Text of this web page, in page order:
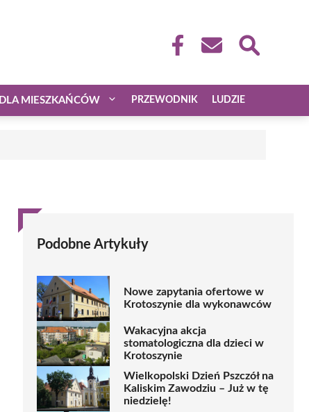
DLA MIESZKAŃCÓW PRZEWODNIK LUDZIE
Podobne Artykuły
Nowe zapytania ofertowe w
Krotoszynie dla wykonawców
Wakacyjna akcja
stomatologiczna dla dzieci w
Krotoszynie
Wielkopolski Dzień Pszczół na
Kaliskim Zawodziu – Już w tę
niedzielę!